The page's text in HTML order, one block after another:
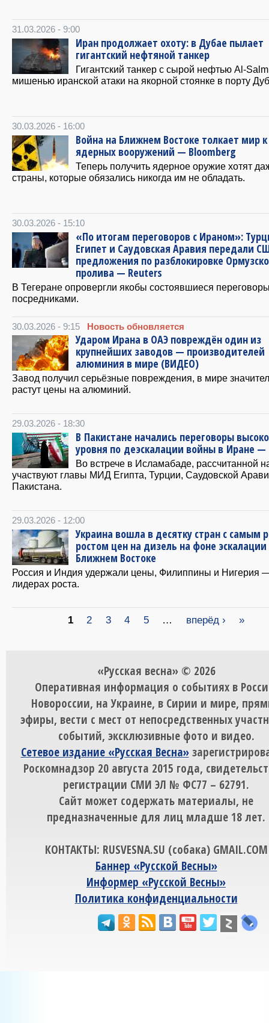
31.03.2026 - 9:00
Иран продолжает охоту: в Дубае пылает
гигантский нефтяной танкер
Гигантский танкер с сырой нефтью Al-
мишенью иранской атаки на якорной стоянке в порту
30.03.2026 - 16:00
Война на Ближнем Востоке толкает мир к
ядерных вооружений — Bloomberg
Теперь получить ядерное оружие хотят
страны, которые обязались никогда им не обладать.
30.03.2026 - 15:10
«По итогам переговоров с Ираном»:
Египет и Саудовская Аравия передали
предложения по разблокировке
пролива — Reuters
В Тегеране опровергли якобы состоявшиеся
посредниками.
30.03.2026 - 9:15 Новость обновляется
Ударом Ирана в ОАЭ повреждён один из
крупнейших заводов — производителей
алюминия в мире (ВИДЕО)
Завод получил серьёзные повреждения, в мире
растут цены на алюминий.
29.03.2026 - 18:30
В Пакистане начались переговоры
уровня по деэскалации войны в Иране —
Во встрече в Исламабаде, рассчитанной
участвуют главы МИД Египта, Турции, Саудовской
Пакистана.
29.03.2026 - 12:00
Украина вошла в десятку стран с самым
ростом цен на дизель на фоне эскалации
Ближнем Востоке
Россия и Индия удержали цены, Филиппины и Нигерия
лидерах роста.
1 2 3 4 5 … вперёд › »
«Русская весна» © 2026
Оперативная информация о событиях в
Новороссии, на Украине, в Сирии и мире,
эфиры, вести с мест от непосредственных
событий, эксклюзивные фото и видео.
Сетевое издание «Русская Весна»
Роскомнадзор 20 августа 2015 года,
регистрации СМИ ЭЛ № ФС77 – 62791.
Сайт может содержать материалы, не
предназначенные для лиц младше 18 лет.
КОНТАКТЫ: RUSVESNA.SU (собака) GMAIL.COM
Баннер «Русской Весны»
Информер «Русской Весны»
Политика конфиденциальности